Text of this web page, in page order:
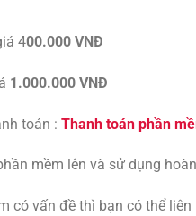
400.000 VNĐ
1.000.000 VNĐ
toán : Thanh toán phần
mềm lên và sử dụng
có vấn đề thì bạn có thể